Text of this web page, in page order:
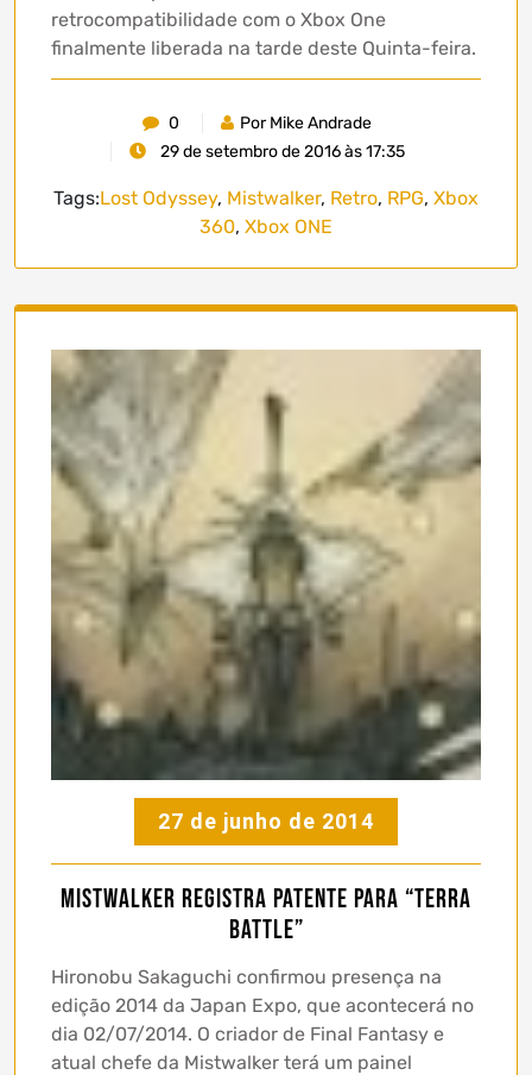
retrocompatibilidade com o Xbox One
finalmente liberada na tarde deste Quinta-feira.
0
Por Mike Andrade
29 de setembro de 2016 às 17:35
Tags:Lost Odyssey, Mistwalker, Retro, RPG, Xbox
360, Xbox ONE
27 de junho de 2014
Mistwalker registra patente para “Terra
Battle”
Hironobu Sakaguchi confirmou presença na
edição 2014 da Japan Expo, que acontecerá no
dia 02/07/2014. O criador de Final Fantasy e
atual chefe da Mistwalker terá um painel